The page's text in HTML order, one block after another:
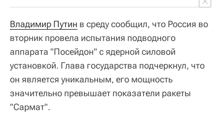
Владимир Путин в среду сообщил, что Россия во
вторник провела испытания подводного
аппарата "Посейдон" с ядерной силовой
установкой. Глава государства подчеркнул, что
он является уникальным, его мощность
значительно превышает показатели ракеты
"Сармат".